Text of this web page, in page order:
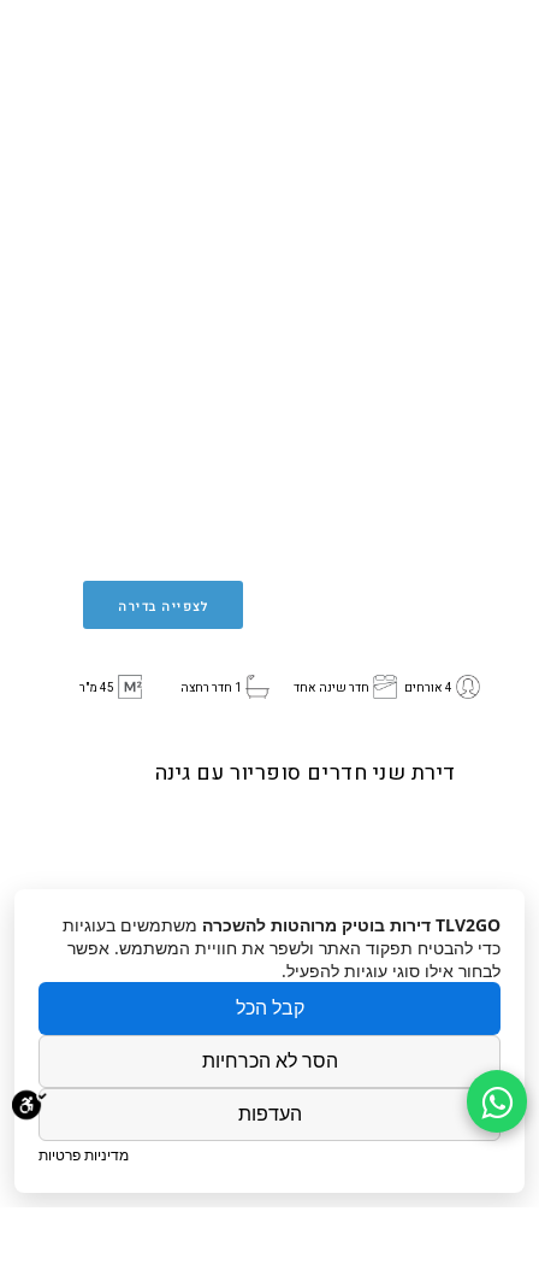
לצפייה בדירה
4 אורחים חדר שינה אחד 1 חדר רחצה 45 מ"ר
דירת שני חדרים סופריור עם גינה
TLV2GO דירות בוטיק מרוהטות להשכרה
משתמשים בעוגיות
כדי להבטיח תפקוד האתר ולשפר את חוויית המשתמש. אפשר
לבחור אילו סוגי עוגיות להפעיל.
קבל הכל
הסר לא הכרחיות
העדפות
מדיניות פרטיות